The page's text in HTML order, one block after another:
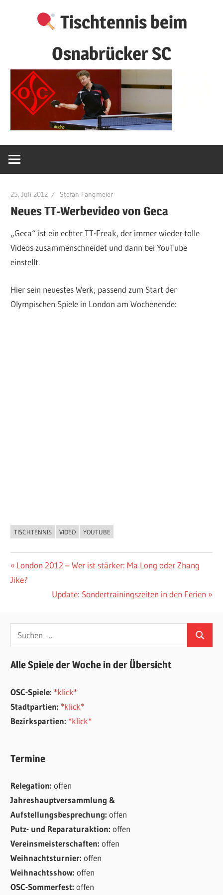
Tischtennis beim
Osnabrücker SC
25. Juli 2012 Stefan Fangmeier
Neues TT-Werbevideo von Geca
„Geca“ ist ein echter TT-Freak, der immer wieder tolle
Videos zusammenschneidet und dann bei YouTube
einstellt.
Hier sein neuestes Werk, passend zum Start der
Olympischen Spiele in London am Wochenende:
ALLGEMEIN
TISCHTENNIS VIDEO YOUTUBE
Beitragsnavigation
Vorheriger
Beitrag:
London 2012 – Wer ist stärker: Ma Long oder Zhang
Jike?
Nächster
Update: Sondertrainingszeiten in den Ferien
Suchen
nach:
Suchen
Alle Spiele der Woche in der Übersicht
OSC-Spiele: *klick*
Stadtpartien: *klick*
Bezirkspartien: *klick*
Termine
Relegation:offen
Jahreshauptversammlung &
Aufstellungsbesprechung:offen
Putz- und Reparaturaktion:offen
Vereinsmeisterschaften:offen
Weihnachtsturnier:offen
Weihnachtsshow:offen
OSC-Sommerfest:offen